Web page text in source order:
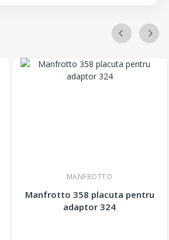
MANFROTTO
Manfrotto 358 placuta pentru
adaptor 324